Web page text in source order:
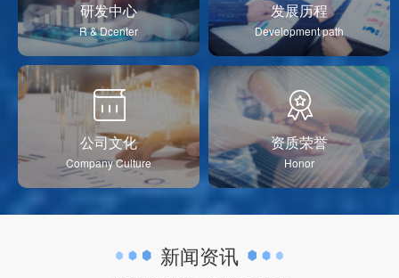
研发中心
R & Dcenter
发展历程
Development path
公司文化
Company Culture
资质荣誉
Honor
新闻资讯